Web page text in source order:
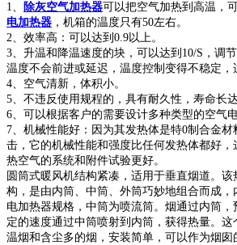
1、
除灰空气加热器可以把空气加热到高温，
电加热器 ，机箱的温度只有50左右。
2、效率高：可以达到0.9以上。
3、升温和降温速度的块，可以达到10/S，调
温度不会前进或延迟，温度控制变得不稳定，
4、空气清新，体积小。
5、不违反使用规程的，具有耐久性，寿命长达
6、可以根据客户的需要设计多种类型的空气电
7、机械性能好：因为其发热体是特0制合金
击，它的机械性能和强度比任何发热体都好，
热空气的系统和附件试验更好。
圆筒式暖风机结构紧凑，适用于垂直烟道。
构，是由内筒、中筒、外筒巧妙地组合而成
电加热器规格，中筒为喷流筒。烟通过内筒
定的速度通过中筒喷射到内筒，获得热量。
温烟和含尘多的烟，安装简单，可以作为烟囱